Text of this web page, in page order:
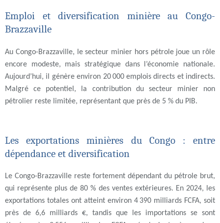
Emploi et diversification minière au Congo-
Brazzaville
Au Congo-Brazzaville, le secteur minier hors pétrole joue un rôle
encore modeste, mais stratégique dans l’économie nationale.
Aujourd’hui, il génère environ 20 000 emplois directs et indirects.
Malgré ce potentiel, la contribution du secteur minier non
pétrolier reste limitée, représentant que près de 5 % du PIB.
Les exportations minières du Congo : entre
dépendance et diversification
Le Congo-Brazzaville reste fortement dépendant du pétrole brut,
qui représente plus de 80 % des ventes extérieures. En 2024, les
exportations totales ont atteint environ 4 390 milliards FCFA, soit
près de 6,6 milliards €, tandis que les importations se sont